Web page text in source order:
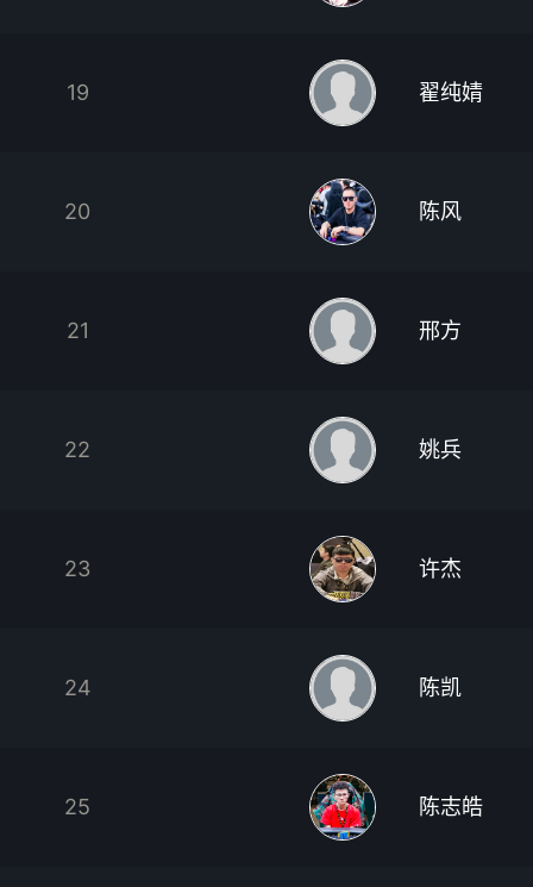
19 翟纯婧
20 陈风
21 邢方
22 姚兵
23 许杰
24 陈凯
25 陈志皓